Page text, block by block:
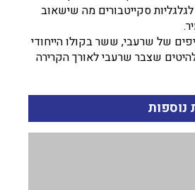
סקייטבורים מה שישאוב
של שרעבי, ששר בקולו הייחודי
שצבר שרעבי לאורך הקרירה
נוספות